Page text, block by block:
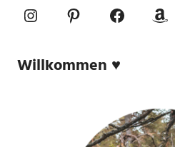
InstagramPinterestFacebook
Willkommen ♥